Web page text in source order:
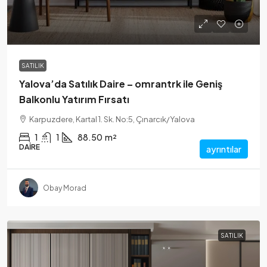
SATILIK
Yalova’da Satılık Daire – omrantrk ile Geniş
Balkonlu Yatırım Fırsatı
Karpuzdere, Kartal 1. Sk. No:5, Çınarcık/Yalova
1 1 88.50 m²
DAIRE ayrıntılar
Obay Morad
SATILIK